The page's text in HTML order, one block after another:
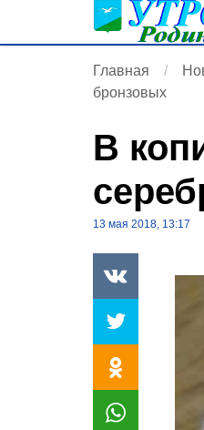
Главная
бронзовых
В
13 мая 2018, 13:17